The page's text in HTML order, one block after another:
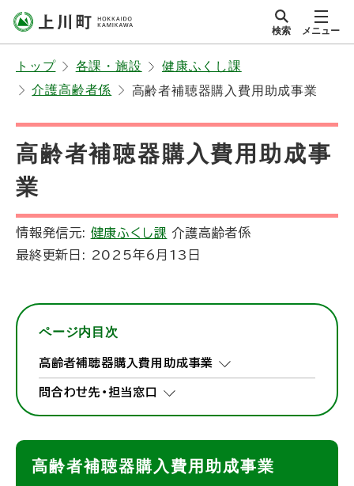
北海道上川町
Hokkaido Kamikawa
Twon
サイト内
検索 メニュー
トップ 各課・施設
健康ふくし課
介護高齢者係
高齢者補聴器購入費用助成事業
高齢者補聴器購入費用助成事
業
情報発信元: 健康ふくし課 介護高齢者係
最終更新日:
2025年6月13日
ページ内目次
高齢者補聴器購入費用助成事業
問合わせ先・担当窓口
高齢者補聴器購入費用助成事業